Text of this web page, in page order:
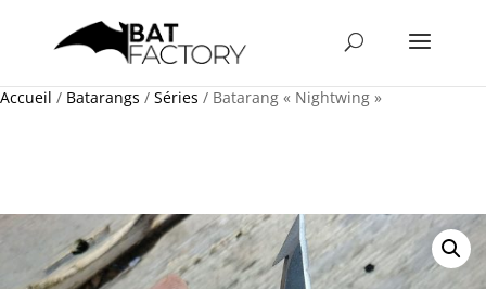
Accueil / Batarangs / Séries / Batarang « Nightwing »